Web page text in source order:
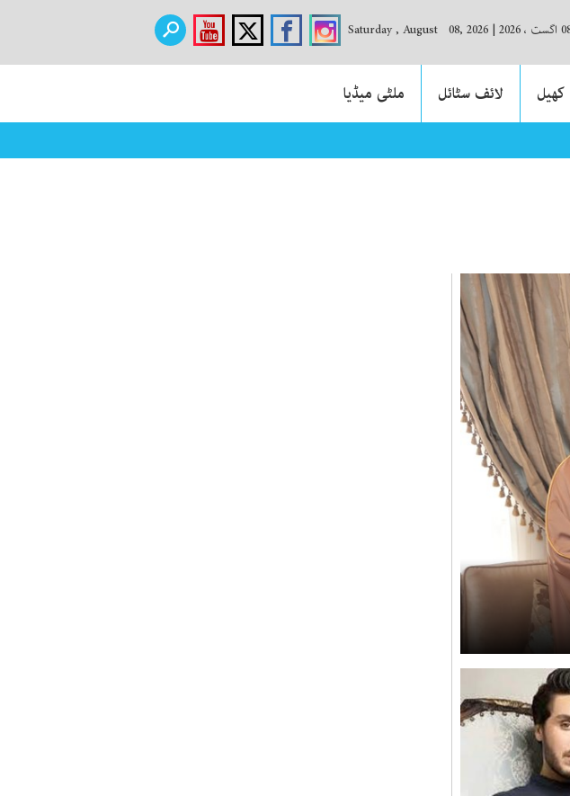
|
Saturday , August 08, 2026
کھیل لائف سٹائل
ملٹی میڈیا